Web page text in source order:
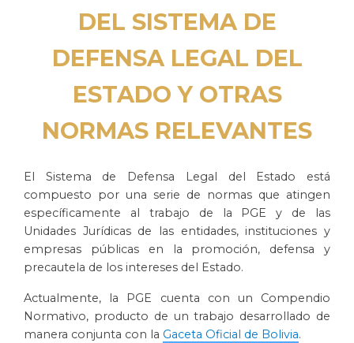
DEL SISTEMA DE
DEFENSA LEGAL DEL
ESTADO Y OTRAS
NORMAS RELEVANTES
El Sistema de Defensa Legal del Estado está
compuesto por una serie de normas que atingen
específicamente al trabajo de la PGE y de las
Unidades Jurídicas de las entidades, instituciones y
empresas públicas en la promoción, defensa y
precautela de los intereses del Estado.
Actualmente, la PGE cuenta con un Compendio
Normativo, producto de un trabajo desarrollado de
manera conjunta con la Gaceta Oficial de Bolivia.